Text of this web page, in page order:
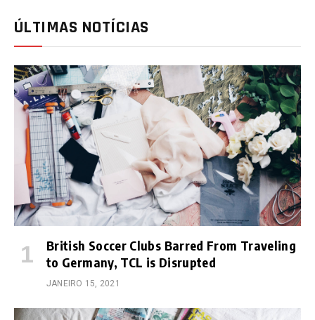
ÚLTIMAS NOTÍCIAS
British Soccer Clubs Barred From Traveling
to Germany, TCL is Disrupted
JANEIRO 15, 2021